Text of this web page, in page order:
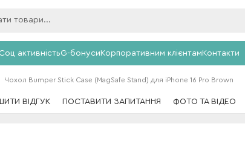
Соц активністьG-бонусиКорпоративним клієнтамКонтакти
Чохол Bumper Stick Case (MagSafe Stand) для iPhone 16 Pro Brown
ВІДГУК ПОСТАВИТИ ЗАПИТАННЯ ФОТО ТА ВІДЕО